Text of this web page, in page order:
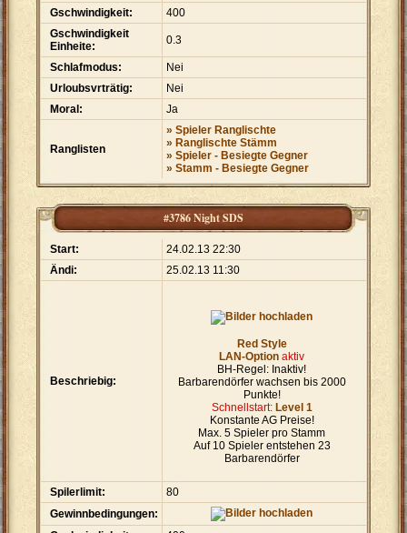
Gschwindigkeit:
400
Gschwindigkeit
Einheite:
0.3
Schlafmodus:
Nei
Urloubsvrträtig:
Nei
Moral:
Ja
Ranglisten
» Spieler Ranglischte
» Ranglischte Stämm
» Spieler - Besiegte Gegner
» Stamm - Besiegte Gegner
#3786 Night SDS
Start:
24.02.13 22:30
Ändi:
25.02.13 11:30
Beschriebig:
Red Style
LAN-Option aktiv
BH-Regel: Inaktiv!
Barbarendörfer wachsen bis 2000
Punkte!
Schnellstart: Level 1
Konstante AG Preise!
Max. 5 Spieler pro Stamm
Auf 10 Spieler entstehen 23
Barbarendörfer
Spilerlimit:
80
Gewinnbedingungen: